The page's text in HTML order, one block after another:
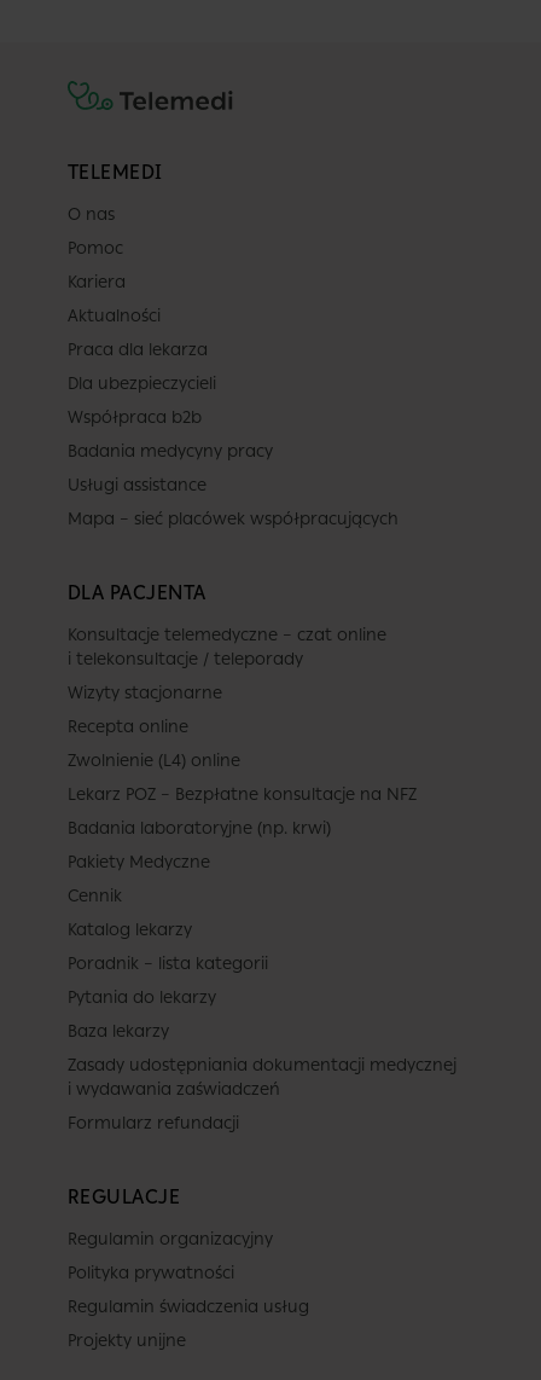
TELEMEDI
O nas
Pomoc
Kariera
Aktualności
Praca dla lekarza
Dla ubezpieczycieli
Współpraca b2b
Badania medycyny pracy
Usługi assistance
Mapa – sieć placówek współpracujących
DLA PACJENTA
Konsultacje telemedyczne – czat online
i telekonsultacje / teleporady
Wizyty stacjonarne
Recepta online
Zwolnienie (L4) online
Lekarz POZ – Bezpłatne konsultacje na NFZ
Badania laboratoryjne (np. krwi)
Pakiety Medyczne
Cennik
Katalog lekarzy
Poradnik – lista kategorii
Pytania do lekarzy
Baza lekarzy
Zasady udostępniania dokumentacji medycznej
i wydawania zaświadczeń
Formularz refundacji
REGULACJE
Regulamin organizacyjny
Polityka prywatności
Regulamin świadczenia usług
Projekty unijne